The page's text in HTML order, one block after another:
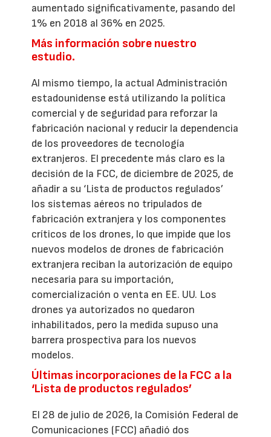
aumentado significativamente, pasando del
1% en 2018 al 36% en 2025.
Más información sobre nuestro
estudio.
Al mismo tiempo, la actual Administración
estadounidense está utilizando la política
comercial y de seguridad para reforzar la
fabricación nacional y reducir la dependencia
de los proveedores de tecnología
extranjeros. El precedente más claro es la
decisión de la FCC, de diciembre de 2025, de
añadir a su ‘Lista de productos regulados’
los sistemas aéreos no tripulados de
fabricación extranjera y los componentes
críticos de los drones, lo que impide que los
nuevos modelos de drones de fabricación
extranjera reciban la autorización de equipo
necesaria para su importación,
comercialización o venta en EE. UU. Los
drones ya autorizados no quedaron
inhabilitados, pero la medida supuso una
barrera prospectiva para los nuevos
modelos.
Últimas incorporaciones de la FCC a la
‘Lista de productos regulados’
El 28 de julio de 2026, la Comisión Federal de
Comunicaciones (FCC) añadió dos